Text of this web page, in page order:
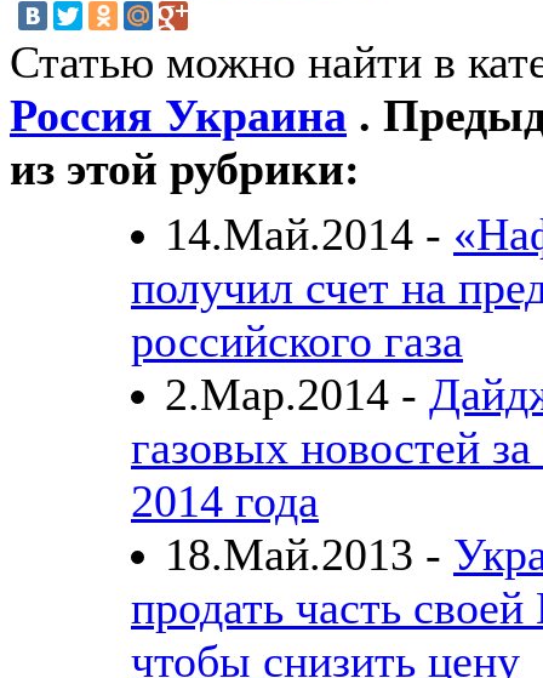
Статью можно найти в
Россия Украина .
из этой рубрики:
14.Май.2014 -
получил счет на
российского газа
2.Мар.2014 -
газовых новостей
2014 года
18.Май.2013 -
продать часть
чтобы снизить цену